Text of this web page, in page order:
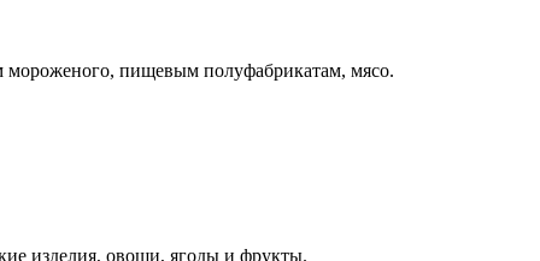
мороженого, пищевым полуфабрикатам, мясо.
изделия, овощи, ягоды и фрукты.